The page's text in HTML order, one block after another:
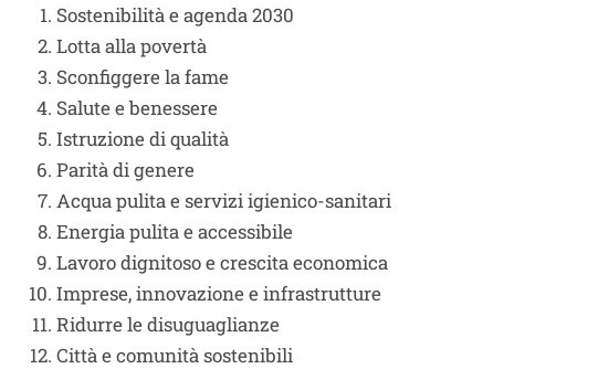
Sostenibilità e agenda 2030
Lotta alla povertà
Sconfiggere la fame
Salute e benessere
Istruzione di qualità
Parità di genere
Acqua pulita e servizi igienico-sanitari
Energia pulita e accessibile
Lavoro dignitoso e crescita economica
Imprese, innovazione e infrastrutture
Ridurre le disuguaglianze
Città e comunità sostenibili